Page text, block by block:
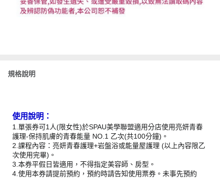
規格說明
使用說明：
1.單張券可1人(限女性)於SPAU美學聯盟適用分店使用亮妍青春
護理-保持肌膚的青春能量 NO.1 乙次(共100分鐘)。
2.課程內容：亮妍青春護理+岩盤浴或能量屋護理 (以上內容限乙
次使用完畢)。
3.本券平假日皆適用，不得指定美容師、房型。
4.使用本券請提前預約，預約時請告知使用票券。未事先預約